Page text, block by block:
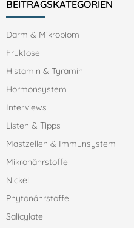
BEITRAGSKATEGORIEN
Darm & Mikrobiom
Fruktose
Histamin & Tyramin
Hormonsystem
Interviews
Listen & Tipps
Mastzellen & Immunsystem
Mikronährstoffe
Nickel
Phytonährstoffe
Salicylate